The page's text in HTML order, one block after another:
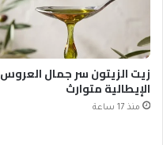
زيت الزيتون سر جمال العروس
الإيطالية متوارث
منذ 17 ساعة